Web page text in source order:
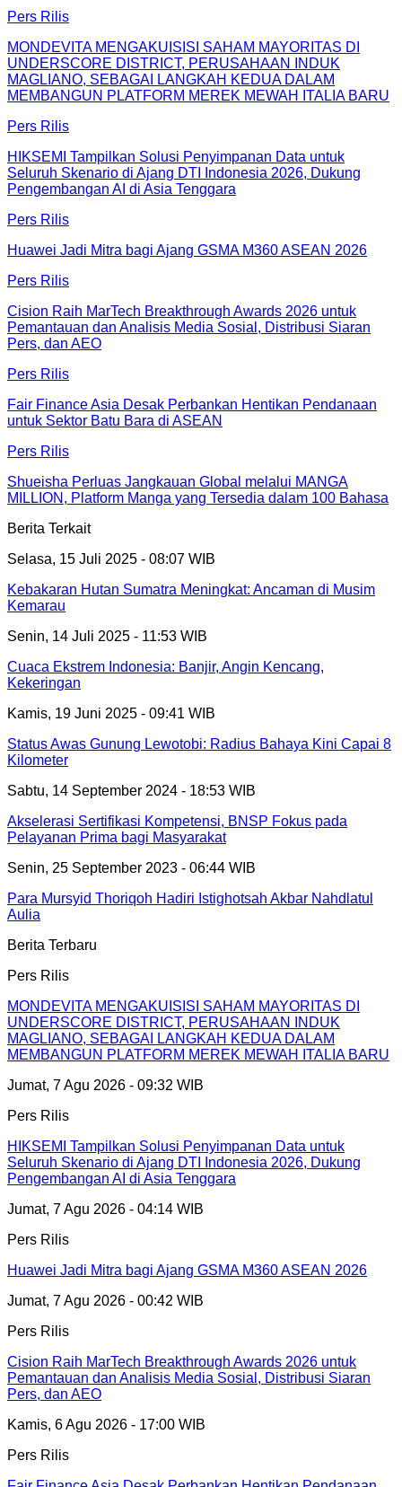
Pers Rilis
MONDEVITA MENGAKUISISI SAHAM MAYORITAS DI
UNDERSCORE DISTRICT, PERUSAHAAN INDUK
MAGLIANO, SEBAGAI LANGKAH KEDUA DALAM
MEMBANGUN PLATFORM MEREK MEWAH ITALIA BARU
Pers Rilis
HIKSEMI Tampilkan Solusi Penyimpanan Data untuk
Seluruh Skenario di Ajang DTI Indonesia 2026, Dukung
Pengembangan AI di Asia Tenggara
Pers Rilis
Huawei Jadi Mitra bagi Ajang GSMA M360 ASEAN 2026
Pers Rilis
Cision Raih MarTech Breakthrough Awards 2026 untuk
Pemantauan dan Analisis Media Sosial, Distribusi Siaran
Pers, dan AEO
Pers Rilis
Fair Finance Asia Desak Perbankan Hentikan Pendanaan
untuk Sektor Batu Bara di ASEAN
Pers Rilis
Shueisha Perluas Jangkauan Global melalui MANGA
MILLION, Platform Manga yang Tersedia dalam 100 Bahasa
Berita Terkait
Selasa, 15 Juli 2025 - 08:07 WIB
Kebakaran Hutan Sumatra Meningkat: Ancaman di Musim
Kemarau
Senin, 14 Juli 2025 - 11:53 WIB
Cuaca Ekstrem Indonesia: Banjir, Angin Kencang,
Kekeringan
Kamis, 19 Juni 2025 - 09:41 WIB
Status Awas Gunung Lewotobi: Radius Bahaya Kini Capai 8
Kilometer
Sabtu, 14 September 2024 - 18:53 WIB
Akselerasi Sertifikasi Kompetensi, BNSP Fokus pada
Pelayanan Prima bagi Masyarakat
Senin, 25 September 2023 - 06:44 WIB
Para Mursyid Thoriqoh Hadiri Istighotsah Akbar Nahdlatul
Aulia
Berita Terbaru
Pers Rilis
MONDEVITA MENGAKUISISI SAHAM MAYORITAS DI
UNDERSCORE DISTRICT, PERUSAHAAN INDUK
MAGLIANO, SEBAGAI LANGKAH KEDUA DALAM
MEMBANGUN PLATFORM MEREK MEWAH ITALIA BARU
Jumat, 7 Agu 2026 - 09:32 WIB
Pers Rilis
HIKSEMI Tampilkan Solusi Penyimpanan Data untuk
Seluruh Skenario di Ajang DTI Indonesia 2026, Dukung
Pengembangan AI di Asia Tenggara
Jumat, 7 Agu 2026 - 04:14 WIB
Pers Rilis
Huawei Jadi Mitra bagi Ajang GSMA M360 ASEAN 2026
Jumat, 7 Agu 2026 - 00:42 WIB
Pers Rilis
Cision Raih MarTech Breakthrough Awards 2026 untuk
Pemantauan dan Analisis Media Sosial, Distribusi Siaran
Pers, dan AEO
Kamis, 6 Agu 2026 - 17:00 WIB
Pers Rilis